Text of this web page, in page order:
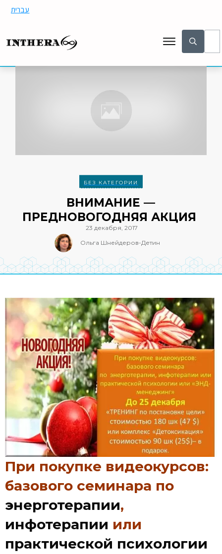
עברית
БЕЗ КАТЕГОРИИ
ВНИМАНИЕ —
ПРЕДНОВОГОДНЯЯ АКЦИЯ
23 декабря, 2017
Ольга Шнейдеров-Детин
При покупке видеокурсов:
базового семинара по
энерготерапии,
инфотерапии или
практической психологии